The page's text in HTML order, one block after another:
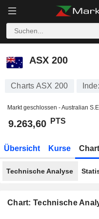
ASX 200
ASX 200
Charts ASX 200
Markt geschlossen - Australian
9.263,60 PTS
Übersicht Kurse
Technische Analyse
Chart: Technische